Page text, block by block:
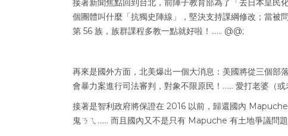
接著新聞焦點回到台北，前陣子教育部為了「去日本皇民
個團體叫什麼「抗獨史陣線」，堅決支持課綱修改；當被
第 56 族，族群課程多教一點就好啦！…… @@;
再來是國外方面，北美爆出一個大消息：美國將從三個部
會暴力案進行司法審判，對象不限原民！…… 愛打老婆（或
接著是智利政府將保證在 2016 以前，歸還國內
鬼ㄋㄟ…… 而且國內又不是只有 Mapuche 有土地爭議問題